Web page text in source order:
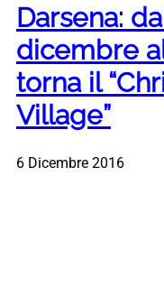
Darsena:
dicembre
torna il
Village”
6 Dicembre 2016